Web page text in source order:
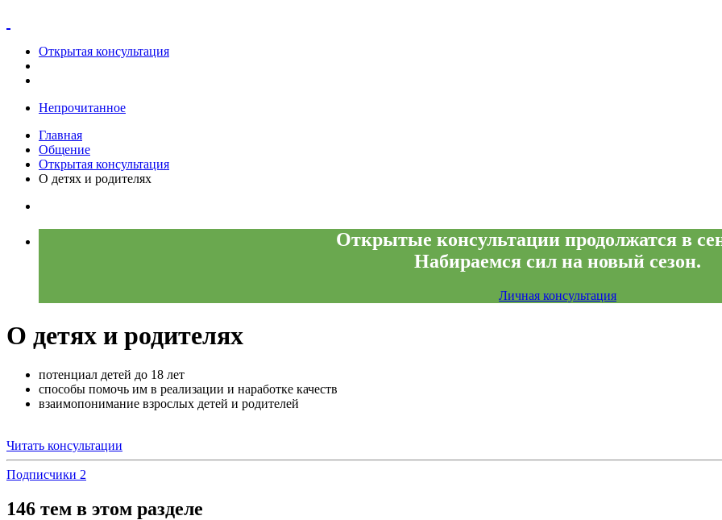
Открытая консультация
Непрочитанное
Главная
Общение
Открытая консультация
О детях и родителях
Открытые консультации продолжатся в
Набираемся сил на новый сезон.
Личная консультация
О детях и родителях
потенциал детей до 18 лет
способы помочь им в реализации и наработке качеств
взаимопонимание взрослых детей и родителей
Читать консультации
Подписчики 2
146 тем в этом разделе